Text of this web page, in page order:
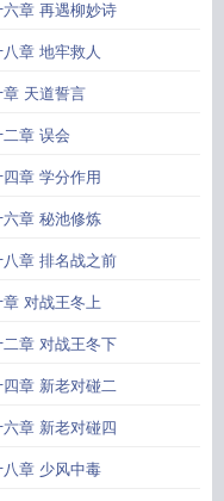
六章 再遇柳妙诗
章 地牢救人
章 天道誓言
章 误会
章 学分作用
六章 秘池修炼
八章 排名战之前
对战王冬上
二章 对战王冬下
四章 新老对碰二
章 新老对碰四
八章 少风中毒